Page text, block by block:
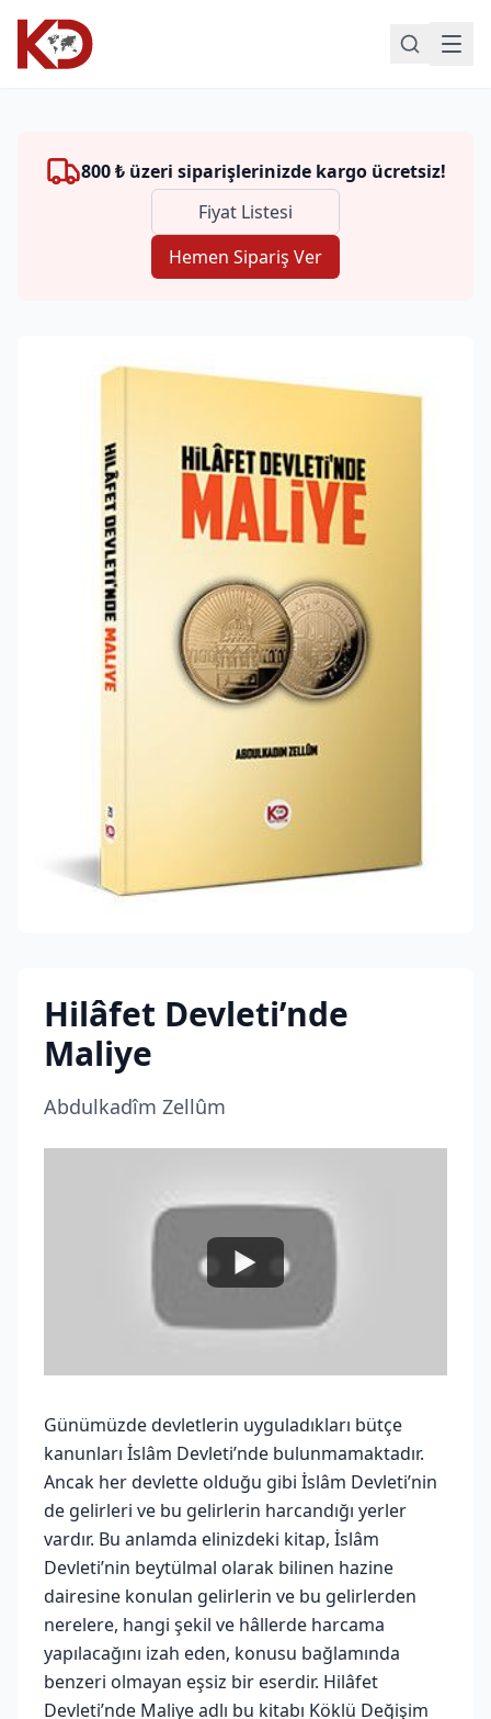
800 ₺ üzeri siparişlerinizde kargo ücretsiz!
Fiyat Listesi
Hemen Sipariş Ver
Hilâfet Devleti’nde
Maliye
Abdulkadîm Zellûm
Günümüzde devletlerin uyguladıkları bütçe
kanunları İslâm Devleti’nde bulunmamaktadır.
Ancak her devlette olduğu gibi İslâm Devleti’nin
de gelirleri ve bu gelirlerin harcandığı yerler
vardır. Bu anlamda elinizdeki kitap, İslâm
Devleti’nin beytülmal olarak bilinen hazine
dairesine konulan gelirlerin ve bu gelirlerden
nerelere, hangi şekil ve hâllerde harcama
yapılacağını izah eden, konusu bağlamında
benzeri olmayan eşsiz bir eserdir. Hilâfet
Devleti’nde Maliye adlı bu kitabı Köklü Değişim